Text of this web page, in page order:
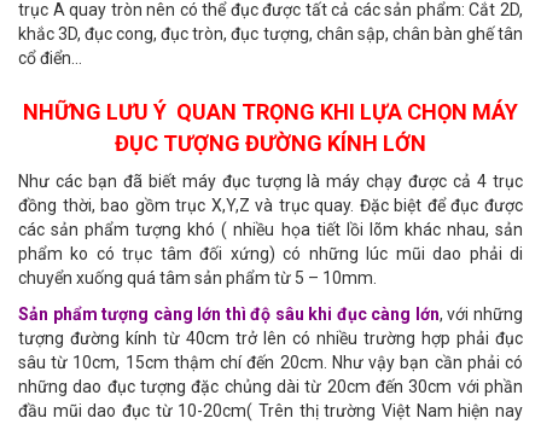
trục A quay tròn nên có thể đục được tất cả các sản phẩm: Cắt 2D,
khắc 3D, đục cong, đục tròn, đục tượng, chân sập, chân bàn ghế tân
cổ điển…
NHỮNG LƯU Ý QUAN TRỌNG KHI LỰA CHỌN MÁY
ĐỤC TƯỢNG ĐƯỜNG KÍNH LỚN
Như các bạn đã biết máy đục tượng là máy chạy được cả 4 trục
đồng thời, bao gồm trục X,Y,Z và trục quay. Đặc biệt để đục được
các sản phẩm tượng khó ( nhiều họa tiết lồi lõm khác nhau, sản
phẩm ko có trục tâm đối xứng) có những lúc mũi dao phải di
chuyển xuống quá tâm sản phẩm từ 5 – 10mm.
Sản phẩm tượng càng lớn thì độ sâu khi đục càng lớn, với những
tượng đường kính từ 40cm trở lên có nhiều trường hợp phải đục
sâu từ 10cm, 15cm thậm chí đến 20cm. Như vậy bạn cần phải có
những dao đục tượng đặc chủng dài từ 20cm đến 30cm với phần
đầu mũi dao đục từ 10-20cm( Trên thị trường Việt Nam hiện nay